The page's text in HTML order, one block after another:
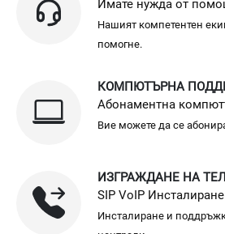
Имате нужда от
Нашият компетентен
помогне.
КОМПЮТЪРНА
Абонаментна
Вие можете да се
ИЗГРАЖДАНЕ НА
SIP VoIP
Инсталиране и